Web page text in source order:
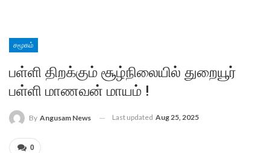
சமூகம்
பள்ளி திறக்கும் சூழ்நிலையில் துறையூர்
பள்ளி மாணவன் மாயம் !
By Angusam News Last updated Aug 25, 2025
0